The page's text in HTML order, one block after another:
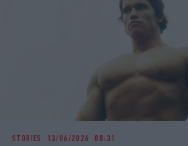
STORIES 13/06/2026 08:31